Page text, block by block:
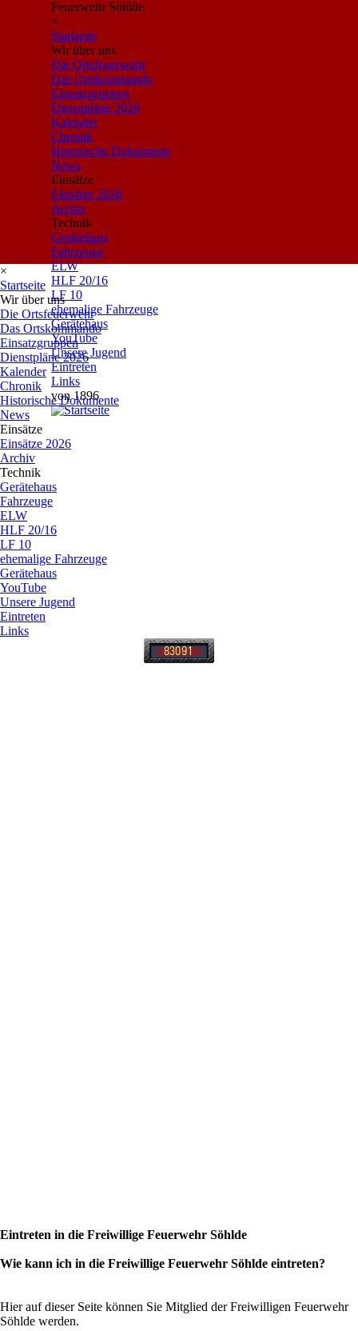
Feuerwehr Söhlde
×
Startseite
Wir über uns
Die Ortsfeuerwehr
Das Ortskommando
Einsatzgruppen
Dienstpläne 2026
Kalender
Chronik
Historische Dokumente
News
Einsätze
Einsätze 2026
Archiv
Technik
Gerätehaus
Fahrzeuge
ELW
HLF 20/16
LF 10
ehemalige Fahrzeuge
Gerätehaus
YouTube
Unsere Jugend
Eintreten
Links
von 1896
×
Startseite
Wir über uns
Die Ortsfeuerwehr
Das Ortskommando
Einsatzgruppen
Dienstpläne 2026
Kalender
Chronik
Historische Dokumente
News
Einsätze
Einsätze 2026
Archiv
Technik
Gerätehaus
Fahrzeuge
ELW
HLF 20/16
LF 10
ehemalige Fahrzeuge
Gerätehaus
YouTube
Unsere Jugend
Eintreten
Links
Eintreten in die Freiwillige Feuerwehr Söhlde
Wie kann ich in die Freiwillige Feuerwehr Söhlde eintreten?
Hier auf dieser Seite können Sie Mitglied der Freiwilligen Feuerwehr
Söhlde werden.